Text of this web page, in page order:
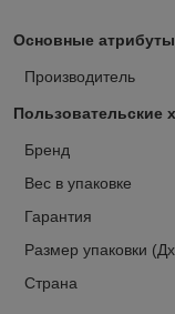
Основные атрибуты
Производитель
Пользовательские
Бренд
Вес в упаковке
Гарантия
Размер упаковки
Страна